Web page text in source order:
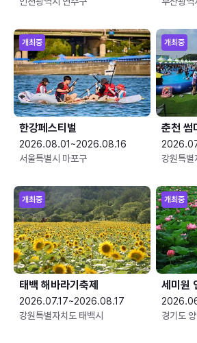
개최중
한강페스티벌
2026.08.01~2026.08.16
서울특별시 마포구
개최중
춘천 썸
강원특별
개최중
태백 해바라기축제
2026.07.17~2026.08.17
강원특별자치도 태백시
개최중
세미원
경기도